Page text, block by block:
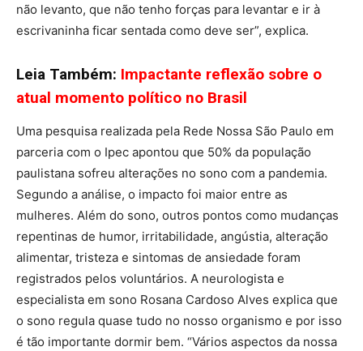
não levanto, que não tenho forças para levantar e ir à
escrivaninha ficar sentada como deve ser”, explica.
Leia Também: Impactante reflexão sobre o
atual momento político no Brasil
Uma pesquisa realizada pela Rede Nossa São Paulo em
parceria com o Ipec apontou que 50% da população
paulistana sofreu alterações no sono com a pandemia.
Segundo a análise, o impacto foi maior entre as
mulheres. Além do sono, outros pontos como mudanças
repentinas de humor, irritabilidade, angústia, alteração
alimentar, tristeza e sintomas de ansiedade foram
registrados pelos voluntários. A neurologista e
especialista em sono Rosana Cardoso Alves explica que
o sono regula quase tudo no nosso organismo e por isso
é tão importante dormir bem. “Vários aspectos da nossa